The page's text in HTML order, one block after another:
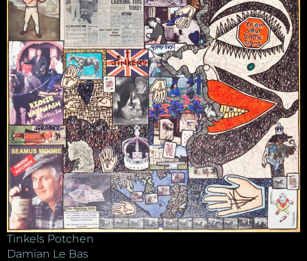
Tinkels Potchen
Damian Le Bas